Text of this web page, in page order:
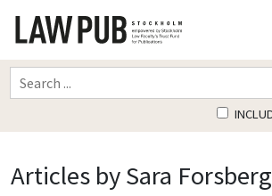
Articles by Sara Forsberg